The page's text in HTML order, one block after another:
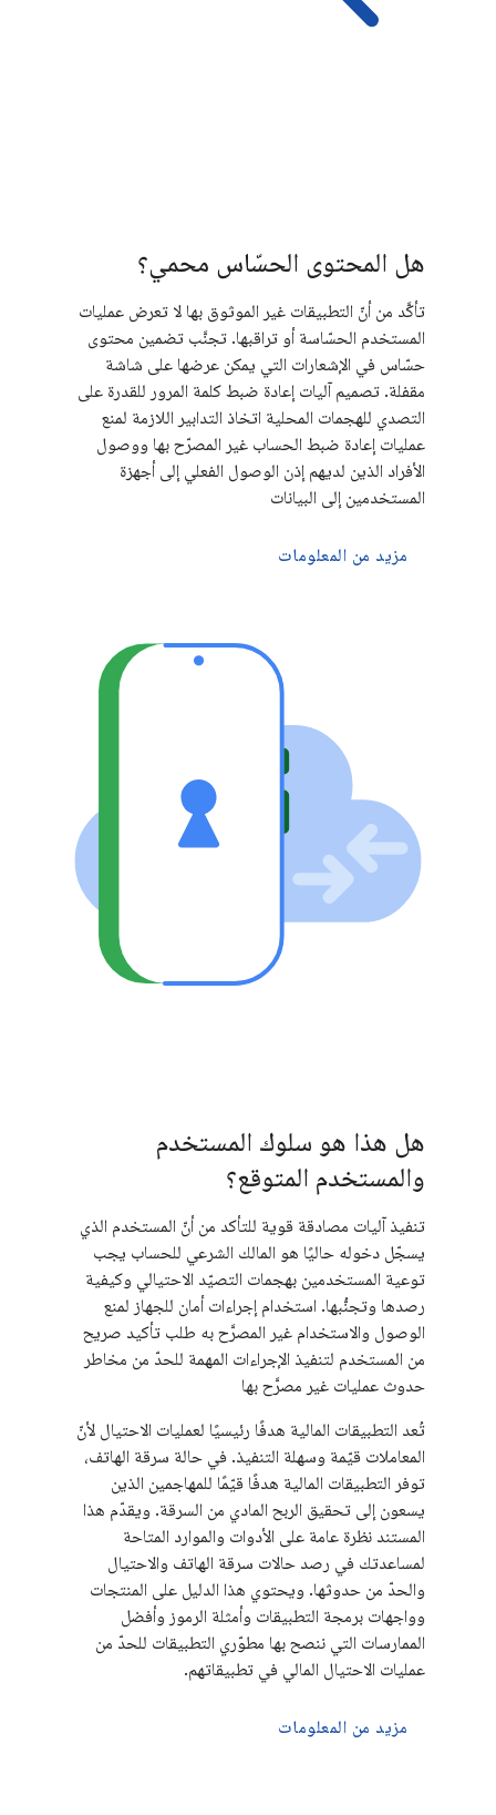
هل المحتوى الحسّاس محمي؟
تأكَّد من أنّ التطبيقات غير الموثوق بها لا تعرض عمليات
المستخدم الحسّاسة أو تراقبها. تجنَّب تضمين محتوى
حسّاس في الإشعارات التي يمكن عرضها على شاشة
مقفلة. تصميم آليات إعادة ضبط كلمة المرور للقدرة على
التصدي للهجمات المحلية اتخاذ التدابير اللازمة لمنع
عمليات إعادة ضبط الحساب غير المصرّح بها ووصول
الأفراد الذين لديهم إذن الوصول الفعلي إلى أجهزة
المستخدمين إلى البيانات
مزيد من المعلومات
هل هذا هو سلوك المستخدم
والمستخدم المتوقع؟
تنفيذ آليات مصادقة قوية للتأكد من أنّ المستخدم الذي
يسجّل دخوله حاليًا هو المالك الشرعي للحساب يجب
توعية المستخدمين بهجمات التصيّد الاحتيالي وكيفية
رصدها وتجنُّبها. استخدام إجراءات أمان للجهاز لمنع
الوصول والاستخدام غير المصرَّح به طلب تأكيد صريح
من المستخدم لتنفيذ الإجراءات المهمة للحدّ من مخاطر
حدوث عمليات غير مصرَّح بها
تُعد التطبيقات المالية هدفًا رئيسيًا لعمليات الاحتيال لأنّ
المعاملات قيّمة وسهلة التنفيذ. في حالة سرقة الهاتف،
توفر التطبيقات المالية هدفًا قيّمًا للمهاجمين الذين
يسعون إلى تحقيق الربح المادي من السرقة. ويقدّم هذا
المستند نظرة عامة على الأدوات والموارد المتاحة
لمساعدتك في رصد حالات سرقة الهاتف والاحتيال
والحدّ من حدوثها. ويحتوي هذا الدليل على المنتجات
وواجهات برمجة التطبيقات وأمثلة الرموز وأفضل
الممارسات التي ننصح بها مطوّري التطبيقات للحدّ من
عمليات الاحتيال المالي في تطبيقاتهم.
مزيد من المعلومات